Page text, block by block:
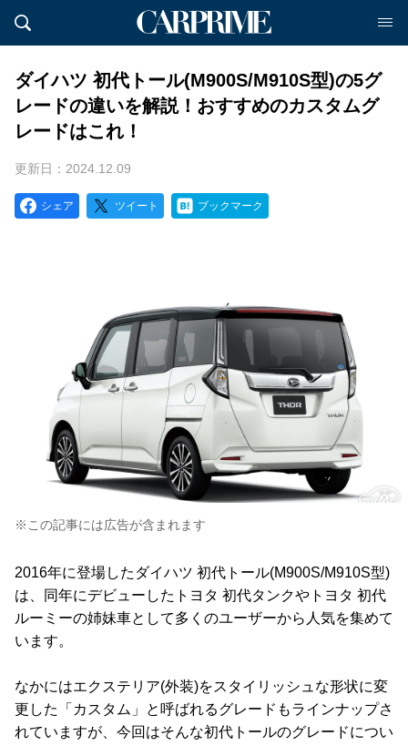
ダイハツ 初代トール(M900S/M910S型)の5グ
レードの違いを解説！おすすめのカスタムグ
レードはこれ！
更新日：2024.12.09
シェア ツイート ブックマーク
※この記事には広告が含まれます
2016年に登場したダイハツ 初代トール(M900S/M910S型)
は、同年にデビューしたトヨタ 初代タンクやトヨタ 初代
ルーミーの姉妹車として多くのユーザーから人気を集めて
います。
なかにはエクステリア(外装)をスタイリッシュな形状に変
更した「カスタム」と呼ばれるグレードもラインナップさ
れていますが、今回はそんな初代トールのグレードについ